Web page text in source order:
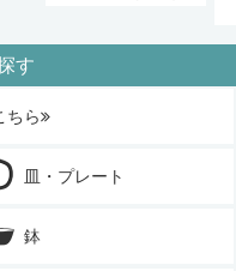
す
ちら
皿・プレート
鉢